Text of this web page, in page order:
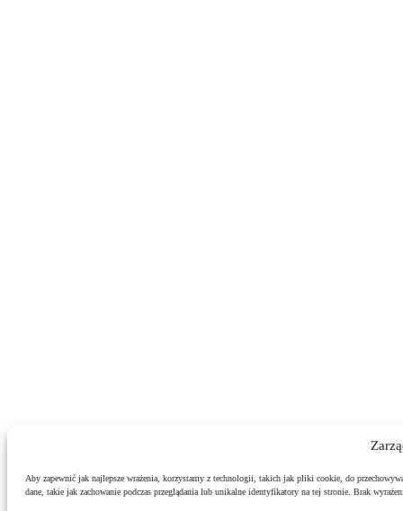
Aby zapewnić jak najlepsze wrażenia, korzystamy z technologii, takich jak pliki cookie, do
dane, takie jak zachowanie podczas przeglądania lub unikalne identyfikatory na tej stronie. Brak